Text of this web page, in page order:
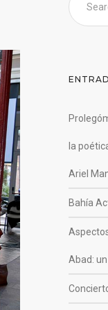
la
Ariel
Bahía
Abad: